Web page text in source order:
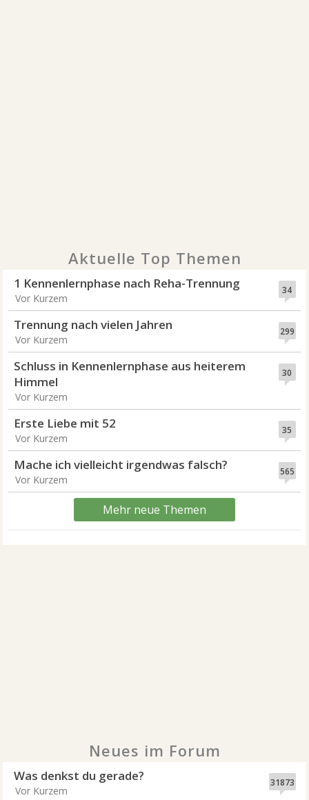
Aktuelle Top Themen
34
1 Kennenlernphase nach Reha-Trennung
Vor Kurzem
299
Trennung nach vielen Jahren
Vor Kurzem
30
Schluss in Kennenlernphase aus heiterem
Himmel
Vor Kurzem
35
Erste Liebe mit 52
Vor Kurzem
565
Mache ich vielleicht irgendwas falsch?
Vor Kurzem
Mehr neue Themen
Neues im Forum
31873
Was denkst du gerade?
Vor Kurzem